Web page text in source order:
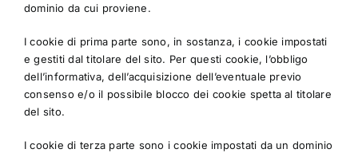
dominio da cui proviene.
I cookie di prima parte sono, in sostanza, i cookie impostati
e gestiti dal titolare del sito. Per questi cookie, l’obbligo
dell’informativa, dell’acquisizione dell’eventuale previo
consenso e/o il possibile blocco dei cookie spetta al titolare
del sito.
I cookie di terza parte sono i cookie impostati da un dominio